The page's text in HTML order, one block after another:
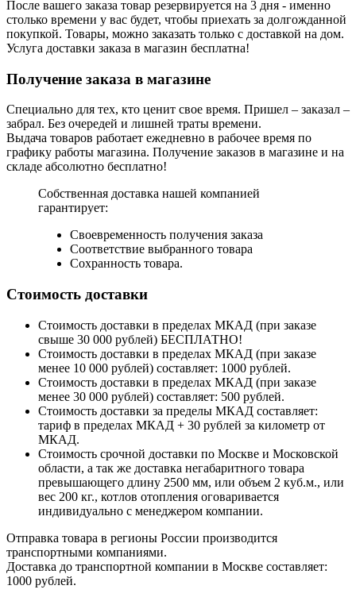
После вашего заказа товар резервируется на 3 дня - именно
столько времени у вас будет, чтобы приехать за долгожданной
покупкой. Товары, можно заказать только с доставкой на дом.
Услуга доставки заказа в магазин бесплатна!
Получение заказа в магазине
Специально для тех, кто ценит свое время. Пришел – заказал –
забрал. Без очередей и лишней траты времени.
Выдача товаров работает ежедневно в рабочее время по
графику работы магазина. Получение заказов в магазине и на
складе абсолютно бесплатно!
Собственная доставка нашей компанией
гарантирует:
Своевременность получения заказа
Соответствие выбранного товара
Сохранность товара.
Стоимость доставки
Стоимость доставки в пределах МКАД (при заказе
свыше 30 000 рублей) БЕСПЛАТНО!
Стоимость доставки в пределах МКАД (при заказе
менее 10 000 рублей) составляет: 1000 рублей.
Стоимость доставки в пределах МКАД (при заказе
менее 30 000 рублей) составляет: 500 рублей.
Стоимость доставки за пределы МКАД составляет:
тариф в пределах МКАД + 30 рублей за километр от
МКАД.
Стоимость срочной доставки по Москве и Московской
области, а так же доставка негабаритного товара
превышающего длину 2500 мм, или объем 2 куб.м., или
вес 200 кг., котлов отопления оговаривается
индивидуально с менеджером компании.
Отправка товара в регионы России производится
транспортными компаниями.
Доставка до транспортной компании в Москве составляет:
1000 рублей.